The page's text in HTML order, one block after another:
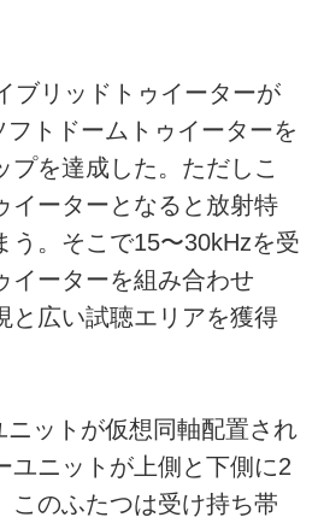
ブリッドトゥイーターが
トドームトゥイーターを
プを達成した。ただしこ
イーターとなると放射特
う。そこで15〜30kHzを受
イーターを組み合わせ
と広い試聴エリアを獲得
ットが仮想同軸配置され
ユニットが上側と下側に2
このふたつは受け持ち帯